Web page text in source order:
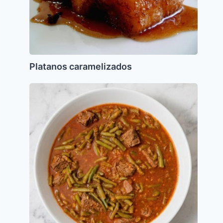
Platanos caramelizados
Vainitas